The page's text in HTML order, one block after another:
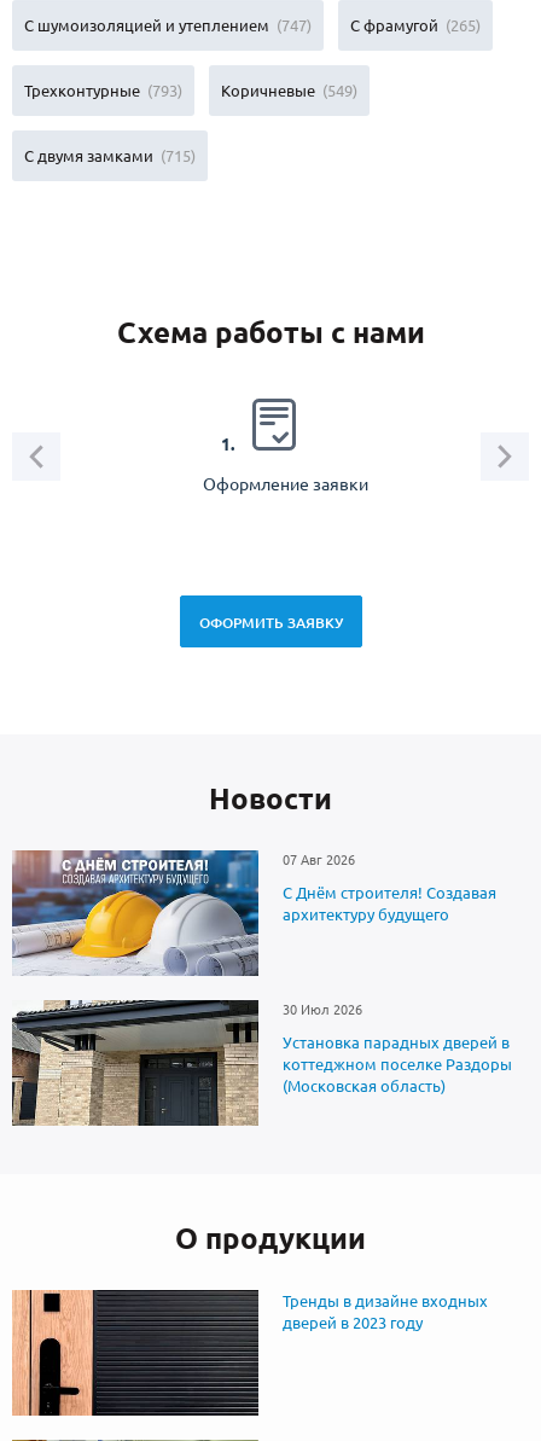
С шумоизоляцией и утеплением (747) С фрамугой (265)
Трехконтурные (793) Коричневые (549)
С двумя замками (715)
Схема работы с нами
1.
Оформление заявки
ОФОРМИТЬ ЗАЯВКУ
Новоcти
07 Авг 2026
С Днём строителя! Создавая
архитектуру будущего
30 Июл 2026
Установка парадных дверей в
коттеджном поселке Раздоры
(Московская область)
О продукции
Тренды в дизайне входных
дверей в 2023 году